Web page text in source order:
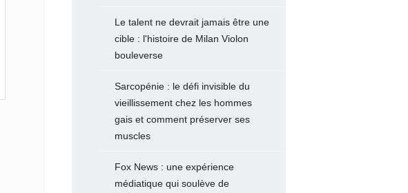
Le talent ne devrait jamais être une
cible : l'histoire de Milan Violon
bouleverse
Sarcopénie : le défi invisible du
vieillissement chez les hommes
gais et comment préserver ses
muscles
Fox News : une expérience
médiatique qui soulève de